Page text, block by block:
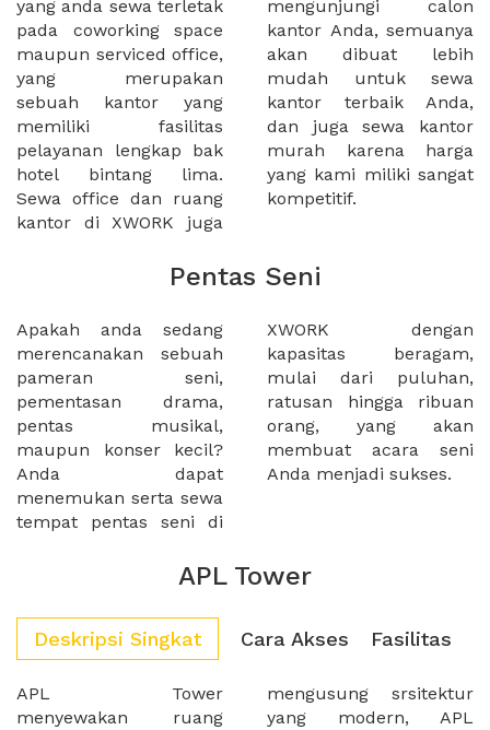
yang anda sewa terletak
pada coworking space
maupun serviced office,
yang merupakan
sebuah kantor yang
memiliki fasilitas
pelayanan lengkap bak
hotel bintang lima.
Sewa office dan ruang
kantor di XWORK juga
mengunjungi calon
kantor Anda, semuanya
akan dibuat lebih
mudah untuk sewa
kantor terbaik Anda,
dan juga sewa kantor
murah karena harga
yang kami miliki sangat
kompetitif.
Pentas Seni
Apakah anda sedang
merencanakan sebuah
pameran seni,
pementasan drama,
pentas musikal,
maupun konser kecil?
Anda dapat
menemukan serta sewa
tempat pentas seni di
XWORK dengan
kapasitas beragam,
mulai dari puluhan,
ratusan hingga ribuan
orang, yang akan
membuat acara seni
Anda menjadi sukses.
APL Tower
Deskripsi Singkat Cara Akses Fasilitas
APL Tower
menyewakan ruang
mengusung srsitektur
yang modern, APL